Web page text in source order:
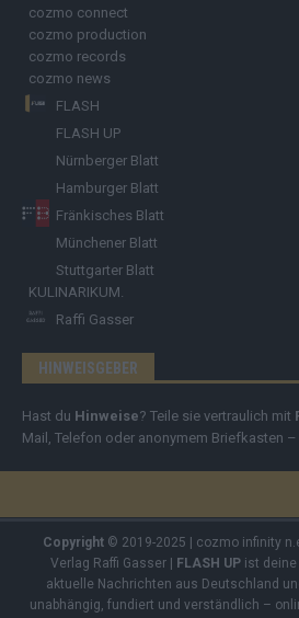
cozmo connect
cozmo production
cozmo records
cozmo news
FLASH
FLASH UP
Nürnberger Blatt
Hamburger Blatt
Fränkisches Blatt
Münchener Blatt
Stuttgarter Blatt
KULINARIKUM.
Raffi Gasser
HINWEISGEBER
Hast du Hinweise? Teile sie vertraulich mit
Mail, Telefon oder anonymem Briefkasten –
Copyright© 2019-2025 | cozmo infinity
Verlag Raffi Gasser | FLASH UPist deine
aktuelle Nachrichten aus Deutschland
unabhängig, fundiert und verständlich –